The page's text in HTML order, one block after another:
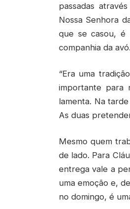
passadas
Nossa Senhora
que se casou, é
companhia da avó.
“Era uma
importante para
lamenta. Na
As duas
Mesmo quem
de lado. Para
entrega vale a
uma emoção e,
no domingo, é